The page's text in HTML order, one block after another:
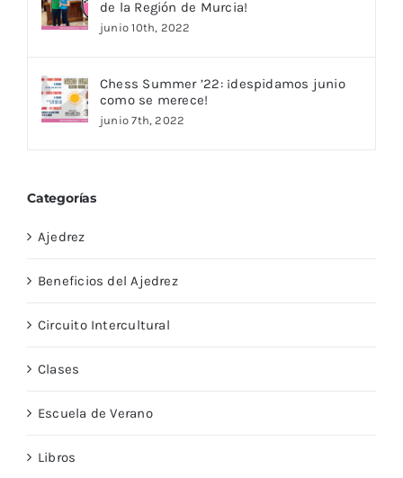
de la Región de Murcia!
junio 10th, 2022
Chess Summer ’22: ¡despidamos junio
como se merece!
junio 7th, 2022
Categorías
Ajedrez
Beneficios del Ajedrez
Circuito Intercultural
Clases
Escuela de Verano
Libros